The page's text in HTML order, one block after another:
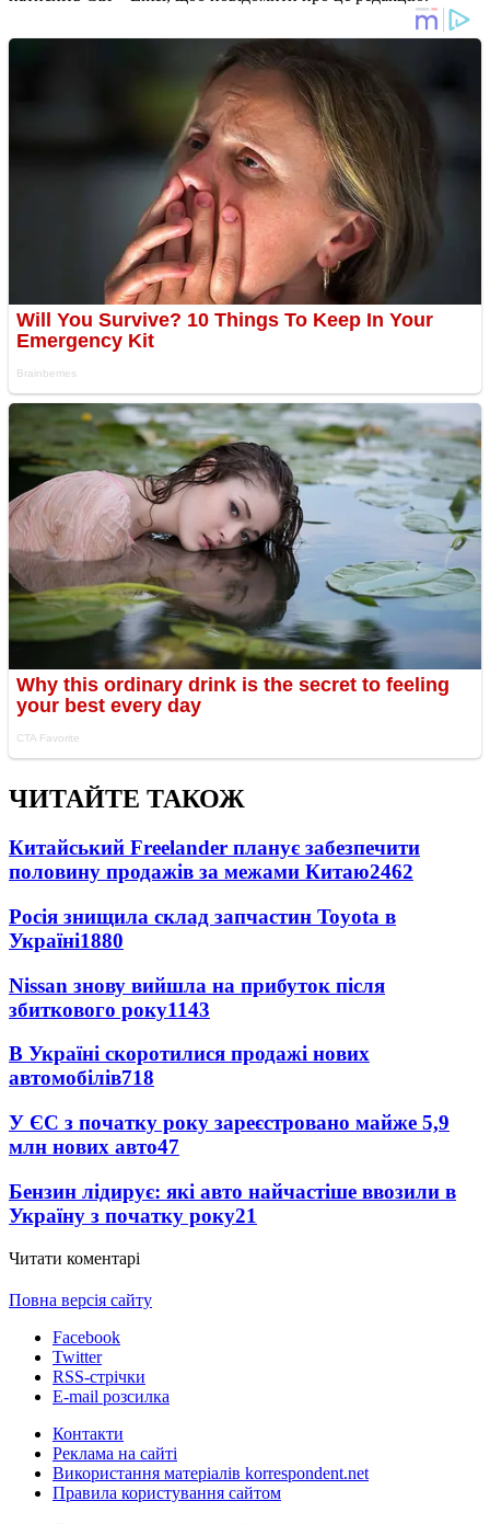
ЧИТАЙТЕ ТАКОЖ
Китайський Freelander планує забезпечити
половину продажів за межами Китаю2462
Росія знищила склад запчастин Toyota в
Україні1880
Nissan знову вийшла на прибуток після
збиткового року1143
В Україні скоротилися продажі нових
автомобілів718
У ЄС з початку року зареєстровано майже 5,9
млн нових авто47
Бензин лідирує: які авто найчастіше ввозили в
Україну з початку року21
Читати коментарі
Повна версія сайту
Facebook
Twitter
RSS-стрічки
E-mail розсилка
Контакти
Реклама на сайті
Використання матеріалів korrespondent.net
Правила користування сайтом